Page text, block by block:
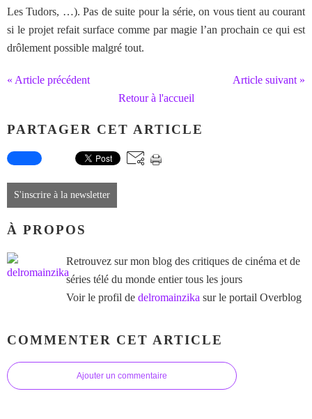
Les Tudors, …). Pas de suite pour la série, on vous tient au courant
si le projet refait surface comme par magie l’an prochain ce qui est
drôlement possible malgré tout.
« Article précédent
Article suivant »
Retour à l'accueil
PARTAGER CET ARTICLE
S'inscrire à la newsletter
À PROPOS
Retrouvez sur mon blog des critiques de cinéma et de
séries télé du monde entier tous les jours
Voir le profil de delromainzika sur le portail Overblog
COMMENTER CET ARTICLE
Ajouter un commentaire